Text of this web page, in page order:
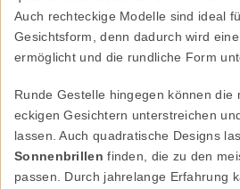
Auch rechteckige Modelle sind ideal
Gesichtsform, denn dadurch wird
ermöglicht und die rundliche Form
Runde Gestelle hingegen können die
eckigen Gesichtern unterstreichen
lassen. Auch quadratische Designs
Sonnenbrillen finden, die zu den
passen. Durch jahrelange Erfahrung